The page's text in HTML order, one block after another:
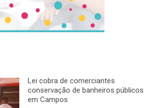
Lei cobra de comerciantes
conservação de banheiros públicos
em Campos